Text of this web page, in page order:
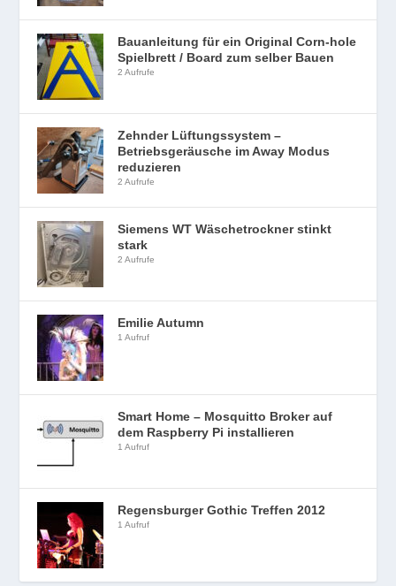
Bauanleitung für ein Original Corn-hole
Spielbrett / Board zum selber Bauen
2 Aufrufe
Zehnder Lüftungssystem –
Betriebsgeräusche im Away Modus
reduzieren
2 Aufrufe
Siemens WT Wäschetrockner stinkt
stark
2 Aufrufe
Emilie Autumn
1 Aufruf
Smart Home – Mosquitto Broker auf
dem Raspberry Pi installieren
1 Aufruf
Regensburger Gothic Treffen 2012
1 Aufruf